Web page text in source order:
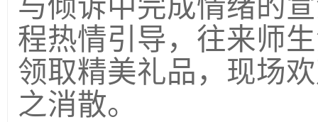
与倾诉中完成情绪的
程热情引导，往来师
领取精美礼品，现场
之消散。